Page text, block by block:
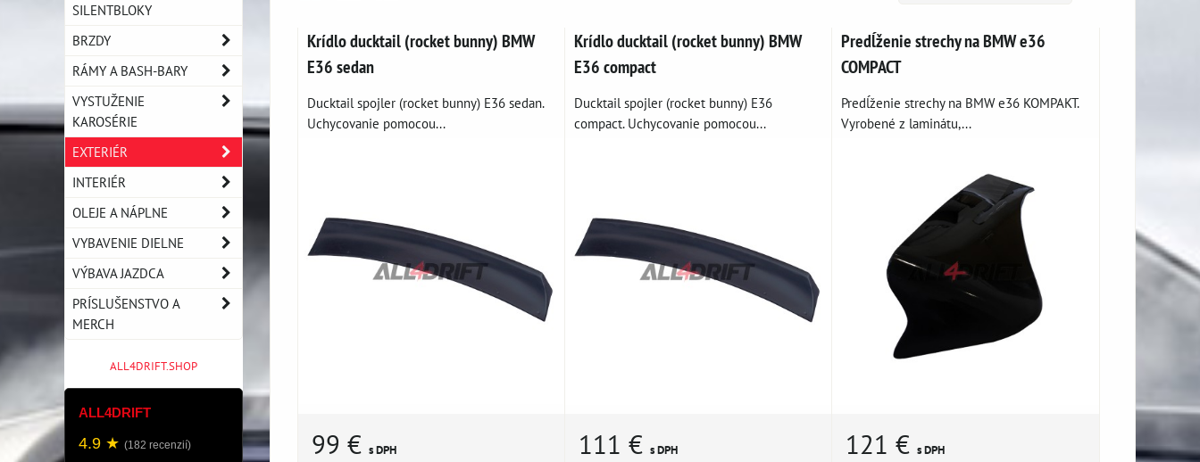
Krídlo ducktail (rocket bunny) BMW
E36 sedan
Ducktail spojler (rocket bunny) E36 sedan.
Uchycovanie pomocou...
99 € s DPH
Krídlo ducktail (rocket bunny) BMW
E36 compact
Ducktail spojler (rocket bunny) E36
compact. Uchycovanie pomocou...
111 € s DPH
Predĺženie strechy na BMW e36
COMPACT
Predĺženie strechy na BMW e36 KOMPAKT.
Vyrobené z laminátu,...
121 €s DPH
SILENTBLOKY
BRZDY
RÁMY A BASH-BARY
VYSTUŽENIE
KAROSÉRIE
EXTERIÉR
INTERIÉR
OLEJE A NÁPLNE
VYBAVENIE DIELNE
VÝBAVA JAZDCA
PRÍSLUŠENSTVO A
MERCH
ALL4DRIFT.SHOP
ALL4DRIFT
4.9 ★ (182 recenzií)